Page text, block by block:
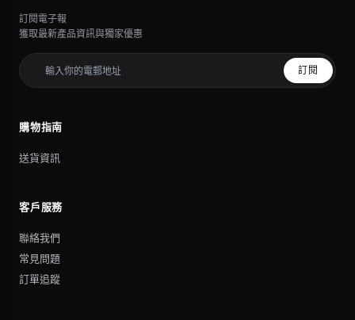
訂閱電子報
獲取最新產品資訊與獨家優惠
訂閱
購物指南
送貨資訊
客戶服務
聯絡我們
常見問題
訂單追蹤